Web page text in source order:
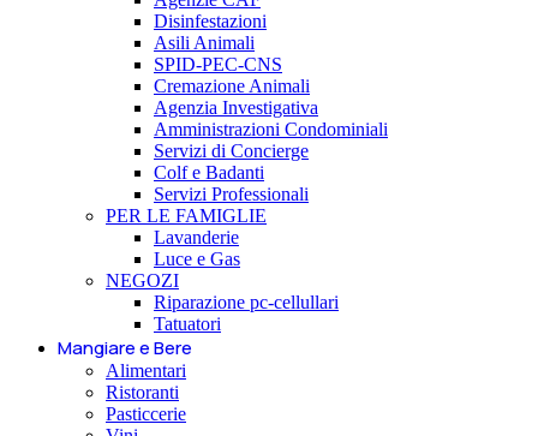
Disinfestazioni
Asili Animali
SPID-PEC-CNS
Cremazione Animali
Agenzia Investigativa
Amministrazioni Condominiali
Servizi di Concierge
Colf e Badanti
Servizi Professionali
PER LE FAMIGLIE
Lavanderie
Luce e Gas
NEGOZI
Riparazione pc-cellullari
Tatuatori
Mangiare e Bere
Alimentari
Ristoranti
Pasticcerie